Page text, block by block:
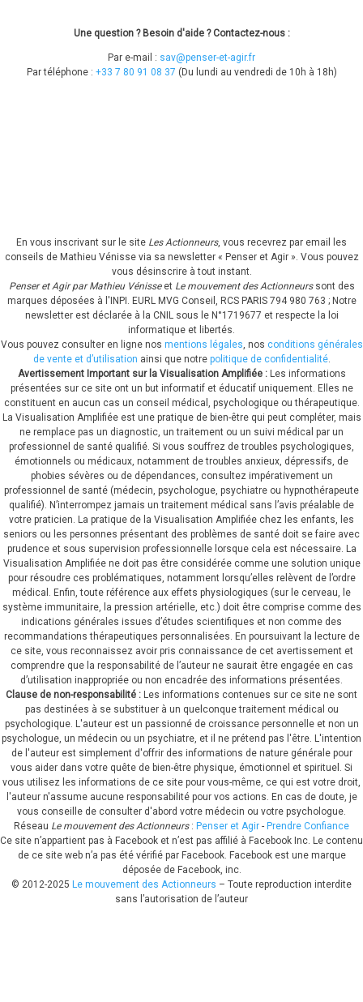
Une question ? Besoin d'aide ? Contactez-nous :
Par e-mail : sav@penser-et-agir.fr
Par téléphone : +33 7 80 91 08 37 ​ (Du lundi au vendredi de 10h à 18h)
En vous inscrivant sur le site Les Actionneurs, vous recevrez par email les
conseils de Mathieu Vénisse via sa newsletter « Penser et Agir ». Vous pouvez
vous désinscrire à tout instant.
Penser et Agir par Mathieu Vénisse et Le mouvement des Actionneurs sont des
marques déposées à l'INPI. EURL MVG Conseil, RCS PARIS 794 980 763 ; Notre
newsletter est déclarée à la CNIL sous le N°1719677 et respecte la loi
informatique et libertés.
Vous pouvez consulter en ligne nos mentions légales, nos conditions générales
de vente et d’utilisation ainsi que notre politique de confidentialité.
Avertissement Important sur la Visualisation Amplifiée :Les informations
présentées sur ce site ont un but informatif et éducatif uniquement. Elles ne
constituent en aucun cas un conseil médical, psychologique ou thérapeutique.
La Visualisation Amplifiée est une pratique de bien-être qui peut compléter, mais
ne remplace pas un diagnostic, un traitement ou un suivi médical par un
professionnel de santé qualifié. Si vous souffrez de troubles psychologiques,
émotionnels ou médicaux, notamment de troubles anxieux, dépressifs, de
phobies sévères ou de dépendances, consultez impérativement un
professionnel de santé (médecin, psychologue, psychiatre ou hypnothérapeute
qualifié). N’interrompez jamais un traitement médical sans l’avis préalable de
votre praticien. La pratique de la Visualisation Amplifiée chez les enfants, les
seniors ou les personnes présentant des problèmes de santé doit se faire avec
prudence et sous supervision professionnelle lorsque cela est nécessaire. La
Visualisation Amplifiée ne doit pas être considérée comme une solution unique
pour résoudre ces problématiques, notamment lorsqu’elles relèvent de l’ordre
médical. Enfin, toute référence aux effets physiologiques (sur le cerveau, le
système immunitaire, la pression artérielle, etc.) doit être comprise comme des
indications générales issues d’études scientifiques et non comme des
recommandations thérapeutiques personnalisées. En poursuivant la lecture de
ce site, vous reconnaissez avoir pris connaissance de cet avertissement et
comprendre que la responsabilité de l’auteur ne saurait être engagée en cas
d’utilisation inappropriée ou non encadrée des informations présentées.
Clause de non-responsabilité : Les informations contenues sur ce site ne sont
pas destinées à se substituer à un quelconque traitement médical ou
psychologique. L'auteur est un passionné de croissance personnelle et non un
psychologue, un médecin ou un psychiatre, et il ne prétend pas l'être. L'intention
de l'auteur est simplement d'offrir des informations de nature générale pour
vous aider dans votre quête de bien-être physique, émotionnel et spirituel. Si
vous utilisez les informations de ce site pour vous-même, ce qui est votre droit,
l'auteur n'assume aucune responsabilité pour vos actions. En cas de doute, je
vous conseille de consulter d'abord votre médecin ou votre psychologue.
Réseau Le mouvement des Actionneurs : Penser et Agir - Prendre Confiance
Ce site n’appartient pas à Facebook et n’est pas affilié à Facebook Inc. Le contenu
de ce site web n’a pas été vérifié par Facebook. Facebook est une marque
déposée de Facebook, inc.
© 2012-2025 Le mouvement des Actionneurs – Toute reproduction interdite
sans l’autorisation de l’auteur